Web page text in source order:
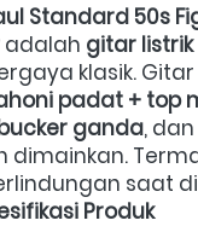
Standard 50s
adalah gitar listrik
padat + top
ganda, dan
dimainkan.
saat
Produk